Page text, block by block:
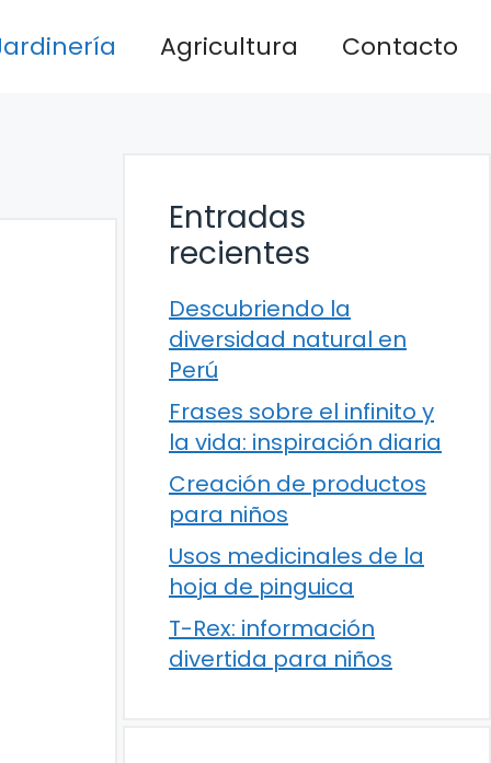
Agricultura Contacto
Entradas
recientes
Descubriendo la
diversidad natural en
Perú
Frases sobre el infinito y
la vida: inspiración diaria
Creación de productos
para niños
Usos medicinales de la
hoja de pinguica
T-Rex: información
divertida para niños